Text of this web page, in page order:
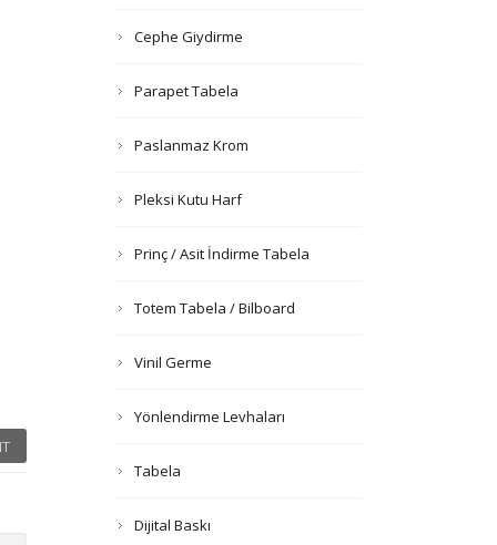
Cephe Giydirme
Parapet Tabela
Paslanmaz Krom
Pleksi Kutu Harf
Prinç / Asit İndirme Tabela
Totem Tabela / Bilboard
Vinil Germe
Yönlendirme Levhaları
Tabela
Dijital Baskı